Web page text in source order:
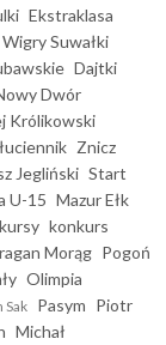
Ekstraklasa
Wigry Suwałki
Dajtki
Dwór
Królikowski
Znicz
Jegliński Start
U-15 Mazur Ełk
konkurs
Morąg Pogoń
Olimpia
Sak Pasym Piotr
Michał